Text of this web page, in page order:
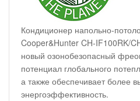
Кондиционер напольно-
Cooper&Hunter CH-IF100RK/
новый озонобезопасный
потенциал глобального
а также обеспечивает более
энергоэффективность.